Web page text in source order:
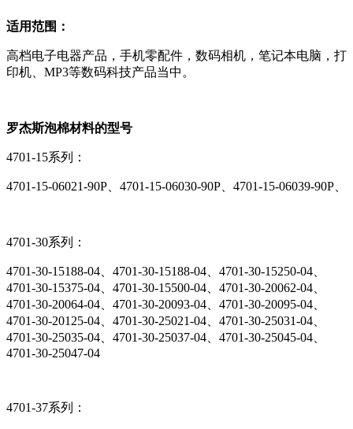
适用范围：
高档电子电器产品，手机零配件，数码相机，笔记本电脑，打
印机、MP3等数码科技产品当中。
罗杰斯泡棉材料的型号
4701-15系列：
4701-15-06021-90P、4701-15-06030-90P、4701-15-06039-90P、
4701-30系列：
4701-30-15188-04、4701-30-15188-04、4701-30-15250-04、
4701-30-15375-04、4701-30-15500-04、4701-30-20062-04、
4701-30-20064-04、4701-30-20093-04、4701-30-20095-04、
4701-30-20125-04、4701-30-25021-04、4701-30-25031-04、
4701-30-25035-04、4701-30-25037-04、4701-30-25045-04、
4701-30-25047-04
4701-37系列：